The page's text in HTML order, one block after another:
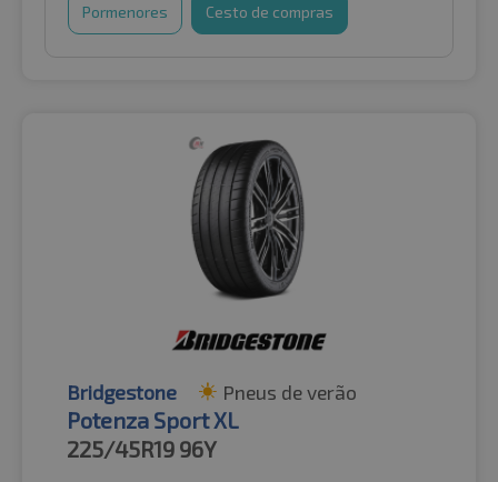
Pormenores Cesto de compras
Bridgestone Pneus de verão
Potenza Sport XL
225/45R19 96Y